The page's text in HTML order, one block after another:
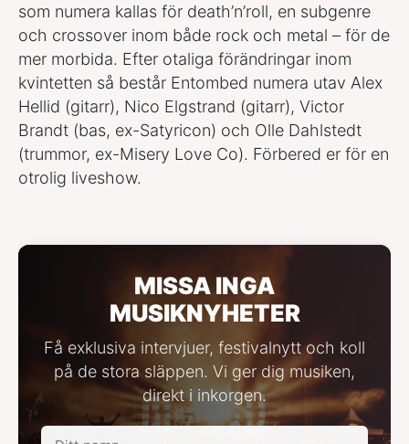
som numera kallas för death’n’roll, en subgenre
och crossover inom både rock och metal – för de
mer morbida. Efter otaliga förändringar inom
kvintetten så består Entombed numera utav Alex
Hellid (gitarr), Nico Elgstrand (gitarr), Victor
Brandt (bas, ex-Satyricon) och Olle Dahlstedt
(trummor, ex-Misery Love Co). Förbered er för en
otrolig liveshow.
MISSA INGA
MUSIKNYHETER
Få exklusiva intervjuer, festivalnytt och koll
på de stora släppen. Vi ger dig musiken,
direkt i inkorgen.